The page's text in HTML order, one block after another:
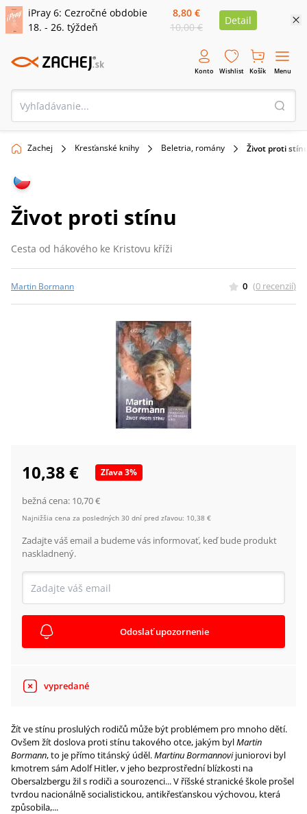
iPray 6: Cezročné obdobie
18. - 26. týždeň
8,80 €
10,00 €
Detail
Konto Wishlist Košík Menu
Zachej Kresťanské knihy Beletria, romány Život proti
Život proti stínu
Cesta od hákového ke Kristovu kříži
Martin Bormann 0 (0 recenzií)
10,38 € Zľava3%
bežná cena: 10,70 €
Najnižšia cena za posledných 30 dní pred zľavou: 10,38 €
Zadajte váš email a budeme vás informovať, keď bude produkt
naskladnený.
Odoslať upozornenie
vypredané
Žít ve stínu proslulých rodičů může být problémem pro mnoho dětí.
Ovšem žít doslova proti stínu takového otce, jakým bylMartin
Bormann, to je přímo titánský úděl.Martinu Bormannovijuniorovi byl
kmotrem sám Adolf Hitler, v jeho bezprostřední blízkosti na
Obersalzbergu žil s rodiči a sourozenci... V říšské stranické škole prošel
tvrdou nacionálně socialistickou, antikřesťanskou výchovou, která
způsobila,...